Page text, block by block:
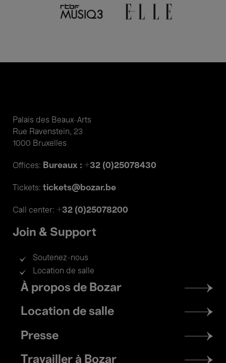
Palais des Beaux-Arts
Rue Ravenstein, 23
1000 Bruxelles
Offices: Bureaux : +32 (0)25078430
Tickets: tickets@bozar.be
Call center: +32 (0)25078200
Join & Support
Soutenez-nous
Location de salle
Footer
menu
À propos de Bozar
Location de salle
Presse
Travailler à Bozar